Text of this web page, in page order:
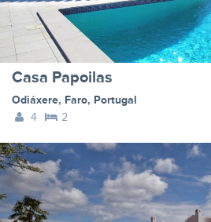
Casa Papoilas
Odiáxere, Faro, Portugal
4
2